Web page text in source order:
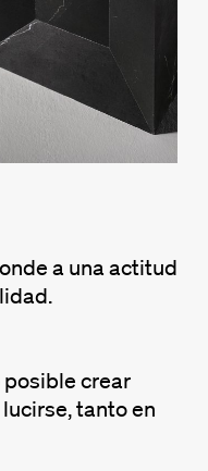
a una actitud
posible crear
tanto en